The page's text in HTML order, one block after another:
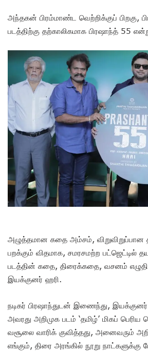
அந்தகன் பிரம்மாண்ட வெற்றிக்குப் பிறகு,
படத்திற்கு தற்காலிகமாக பிரஷாந்த் 55
அழுத்தமான கதை அம்சம், விறுவிறுப்பான
பறக்கும் விதமாக, சமரசமற்ற பட்ஜெட்டில்
படத்தின் கதை, திரைக்கதை, வசனம்
இயக்குனர் ஹரி.
நடிகர் பிரஷாந்துடன் இணைந்து,
அவரது அறிமுக படம் ‘தமிழ்’ மிகப் பெரிய
வசூலை வாரிக் குவித்தது, அனைவரும்
எங்கும், திரை அரங்கில் நூறு நாட்களுக்கு